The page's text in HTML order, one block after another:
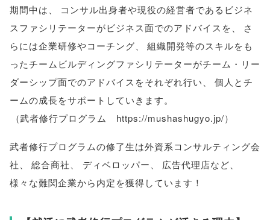
期間中は、
コンサル出身者や現役の経営者であるビジネ
スファシリテーターがビジネス面でのアドバイスを、
さ
らには企業研修やコーチング、
組織開発等のスキルをも
ったチームビルディングファシリテーターがチーム・リー
ダーシップ面でのアドバイスをそれぞれ行い、
個人とチ
ームの成長をサポートしていきます。
（武者修行プログラム https://mushashugyo.jp/）
武者修行プログラムの修了生は外資系コンサルティング会
社、 総合商社、 ディベロッパー、 広告代理店など、
様々な難関企業から内定を獲得しています！